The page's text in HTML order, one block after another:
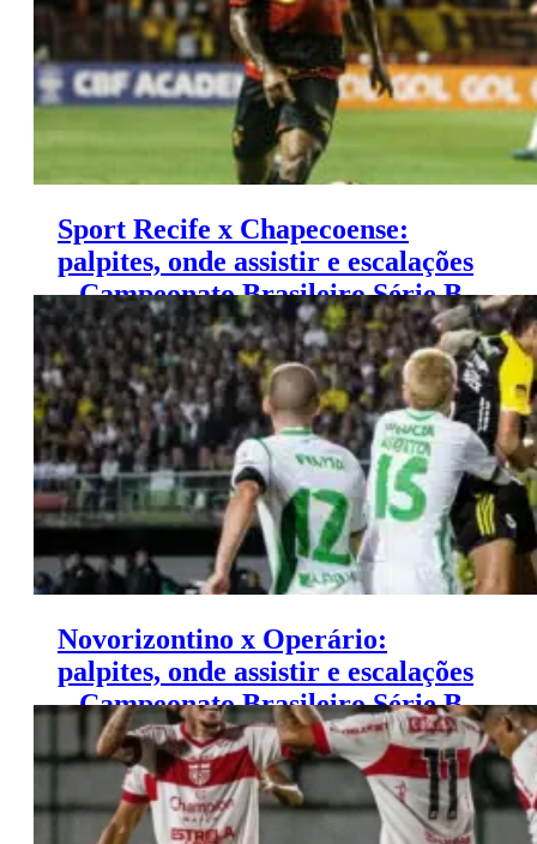
Sport Recife x Chapecoense:
palpites, onde assistir e escalações
– Campeonato Brasileiro Série B
(10/11)
Novorizontino x Operário:
palpites, onde assistir e escalações
– Campeonato Brasileiro Série B
(09/11)